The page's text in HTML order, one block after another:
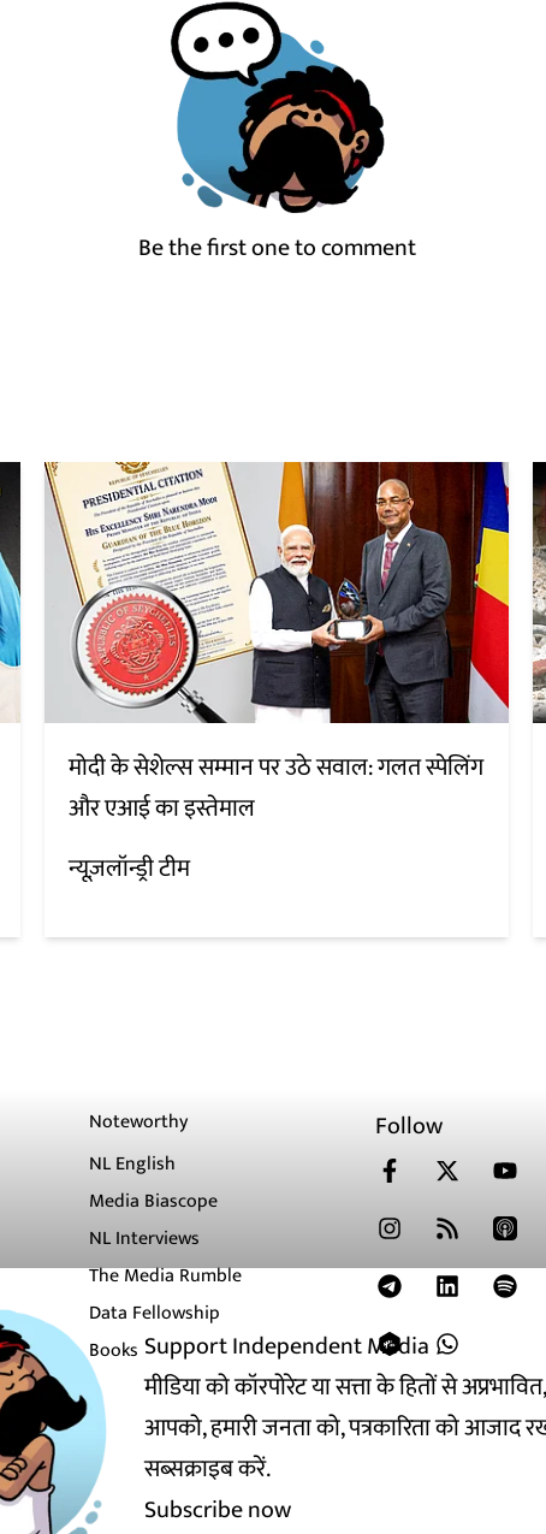
Support Independent Media
मीडिया को कॉरपोरेट या सत्ता के हितों से
आपको, हमारी जनता को, पत्रकारिता को
सब्सक्राइब करें.
Subscribe now
Be the first one to comment
मोदी के सेशेल्स सम्मान पर उठे सवाल: गलत स्पेलिंग
और एआई का इस्तेमाल
न्यूज़लॉन्ड्री टीम
Noteworthy
NL English
Media Biascope
NL Interviews
The Media Rumble
Data Fellowship
Books
Follow